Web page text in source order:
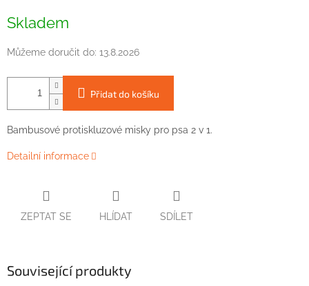
cena:
Skladem
Můžeme doručit do: 13.8.2026
Přidat do košíku
Bambusové protiskluzové misky pro psa 2 v 1.
Detailní informace
ZEPTAT SE HLÍDAT SDÍLET
Související produkty